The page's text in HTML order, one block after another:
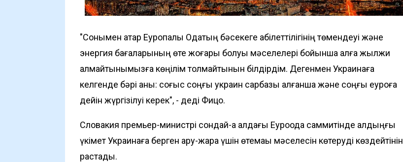
"Сонымен қатар Еуропалық Одақтың бәсекеге қабілеттілігінің төмендеуі және
энергия бағаларының өте жоғары болуы мәселелері бойынша алға жылжи
алмайтынымызға көңілім толмайтынын білдірдім. Дегенмен Украинаға
келгенде бәрі анық: соғыс соңғы украин сарбазы қалғанша және соңғы еуроға
дейін жүргізілуі керек", - деді Фицо.
Словакия премьер-министрі сондай-ақ алдағы Еуроодақ саммитінде алдыңғы
үкімет Украинаға берген қару-жарақ үшін өтемақы мәселесін көтеруді көздейтінін
растады.